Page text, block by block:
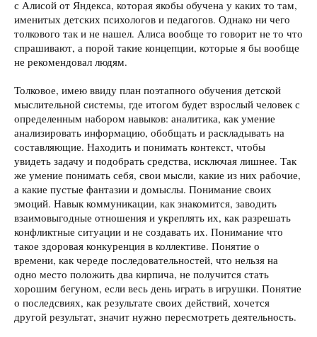
с Алисой от Яндекса, которая якобы обучена у каких то там,
именитых детских психологов и педагогов. Однако ни чего
толкового так и не нашел. Алиса вообще то говорит не то что
спрашивают, а порой такие концепции, которые я бы вообще
не рекомендовал людям.
Толковое, имею ввиду план поэтапного обучения детской
мыслительной системы, где итогом будет взрослый человек с
определенным набором навыков: аналитика, как умение
анализировать информацию, обобщать и раскладывать на
составляющие. Находить и понимать контекст, чтобы
увидеть задачу и подобрать средства, исключая лишнее. Так
же умение понимать себя, свои мысли, какие из них рабочие,
а какие пустые фантазии и домыслы. Понимание своих
эмоций. Навык коммуникации, как знакомится, заводить
взаимовыгодные отношения и укреплять их, как разрешать
конфликтные ситуации и не создавать их. Понимание что
такое здоровая конкуренция в коллективе. Понятие о
времени, как череде последовательностей, что нельзя на
одно место положить два кирпича, не получится стать
хорошим бегуном, если весь день играть в игрушки. Понятие
о последсвиях, как результате своих действий, хочется
другой результат, значит нужно пересмотреть деятельность.